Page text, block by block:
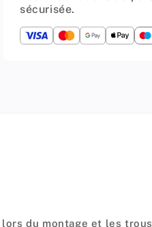
sécurisée.
du montage et les